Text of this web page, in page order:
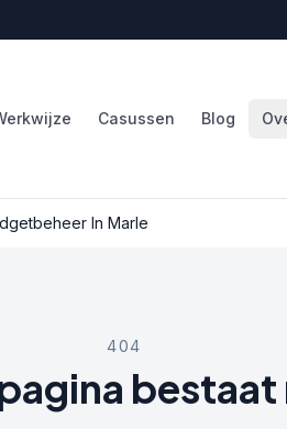
Casussen Blog
In Marle
404